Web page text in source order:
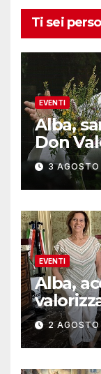
Ti sei perso
EVENTI
Alba,
Don
3
EVENTI
Alba,
2